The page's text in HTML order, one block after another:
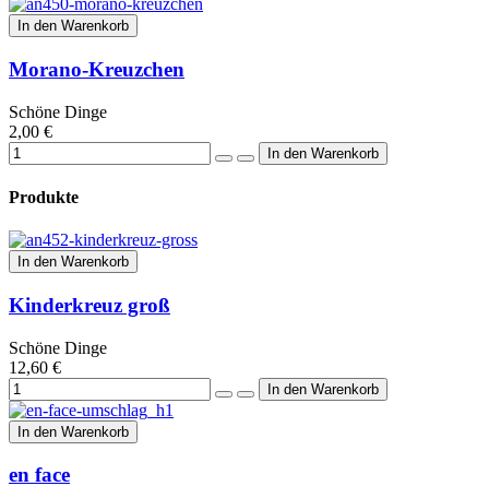
In den Warenkorb
Morano-Kreuzchen
Schöne Dinge
2,00 €
Produkte
In den Warenkorb
Kinderkreuz groß
Schöne Dinge
12,60 €
In den Warenkorb
en face